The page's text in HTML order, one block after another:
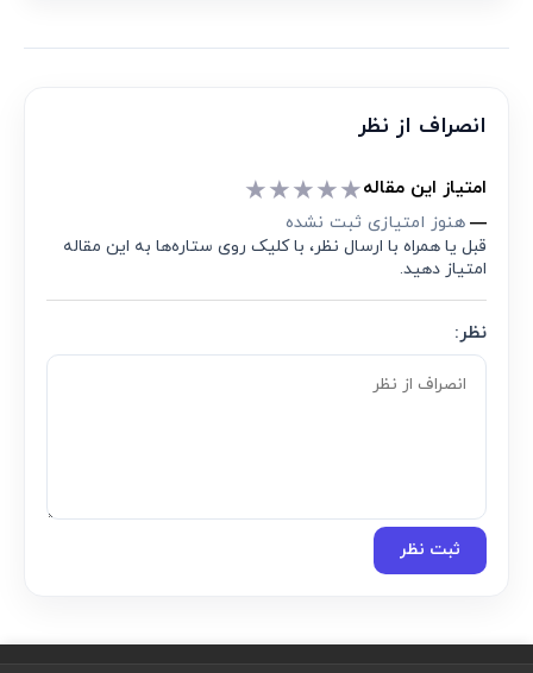
انصراف از نظر
امتیاز این مقاله★
★
★
★
★
— هنوز امتیازی ثبت نشده
قبل یا همراه با ارسال نظر، با کلیک روی ستاره‌ها به این مقاله
امتیاز دهید.
نظر:
ثبت نظر